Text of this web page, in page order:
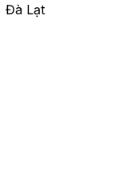
Đà Lạt